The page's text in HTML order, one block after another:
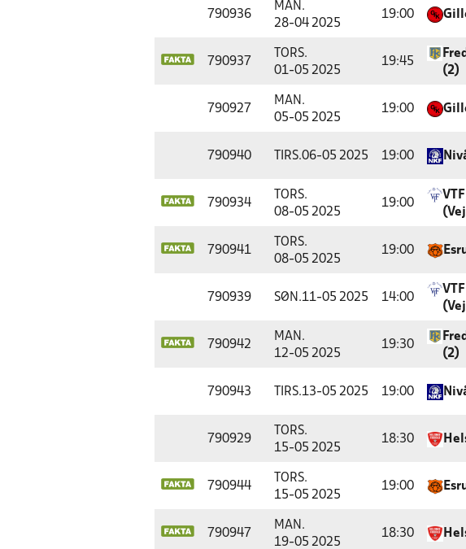
790936
MAN.
28-04 2025
19:00
790937
TORS.
01-05 2025
19:45
(2)
790927
MAN.
05-05 2025
19:00
790940 TIRS.06-05 2025 19:00
790934
TORS.
08-05 2025
19:00
VTF
790941
TORS.
08-05 2025
19:00
790939 SØN.11-05 2025 14:00
VTF
790942
MAN.
12-05 2025
19:30
(2)
790943 TIRS.13-05 2025 19:00
790929
TORS.
15-05 2025
18:30
790944
TORS.
15-05 2025
19:00
790947
MAN.
19-05 2025
18:30